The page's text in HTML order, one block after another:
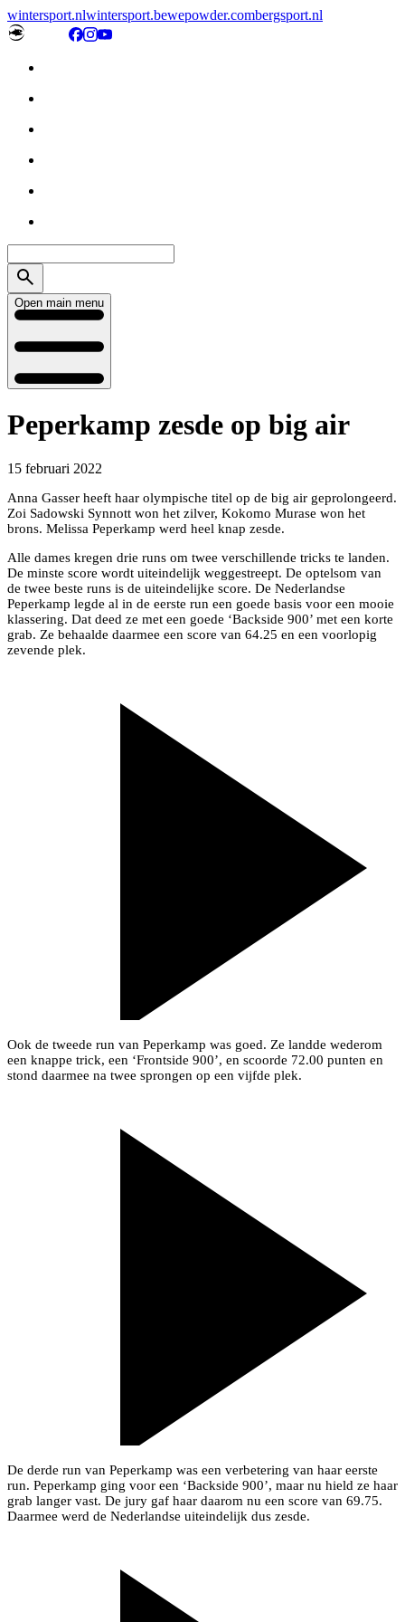
wintersport.nlwintersport.bewepowder.combergsport.nl
Open main menu
Peperkamp zesde op big air
15 februari 2022
Anna Gasser heeft haar olympische titel op de big air geprolongeerd.
Zoi Sadowski Synnott won het zilver, Kokomo Murase won het
brons. Melissa Peperkamp werd heel knap zesde.
Alle dames kregen drie runs om twee verschillende tricks te landen.
De minste score wordt uiteindelijk weggestreept. De optelsom van
de twee beste runs is de uiteindelijke score. De Nederlandse
Peperkamp legde al in de eerste run een goede basis voor een mooie
klassering. Dat deed ze met een goede ‘Backside 900’ met een korte
grab. Ze behaalde daarmee een score van 64.25 en een voorlopig
zevende plek.
Ook de tweede run van Peperkamp was goed. Ze landde wederom
een knappe trick, een ‘Frontside 900’, en scoorde 72.00 punten en
stond daarmee na twee sprongen op een vijfde plek.
De derde run van Peperkamp was een verbetering van haar eerste
run. Peperkamp ging voor een ‘Backside 900’, maar nu hield ze haar
grab langer vast. De jury gaf haar daarom nu een score van 69.75.
Daarmee werd de Nederlandse uiteindelijk dus zesde.